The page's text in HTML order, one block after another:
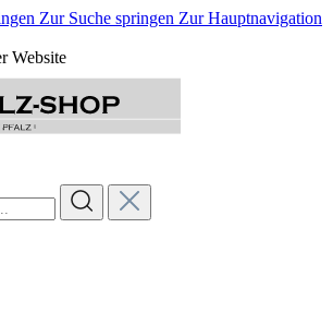
Zur Suche springen Zur Hauptnavigation